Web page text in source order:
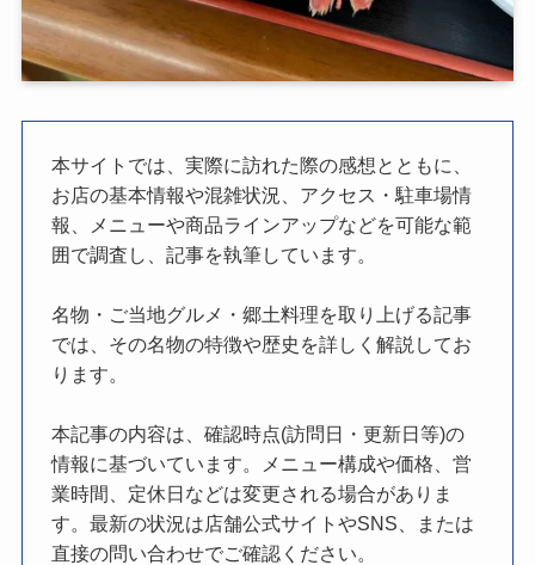
本サイトでは、実際に訪れた際の感想とともに、
お店の基本情報や混雑状況、アクセス・駐車場情
報、メニューや商品ラインアップなどを可能な範
囲で調査し、記事を執筆しています。
名物・ご当地グルメ・郷土料理を取り上げる記事
では、その名物の特徴や歴史を詳しく解説してお
ります。
本記事の内容は、確認時点(訪問日・更新日等)の
情報に基づいています。メニュー構成や価格、営
業時間、定休日などは変更される場合がありま
す。最新の状況は店舗公式サイトやSNS、または
直接の問い合わせでご確認ください。